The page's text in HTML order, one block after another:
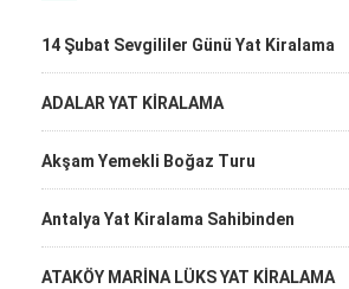
14 Şubat Sevgililer Günü Yat Kiralama
ADALAR YAT KİRALAMA
Akşam Yemekli Boğaz Turu
Antalya Yat Kiralama Sahibinden
ATAKÖY MARİNA LÜKS YAT KİRALAMA